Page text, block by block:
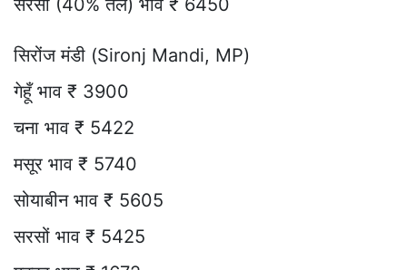
सरसों (40% तेल) भाव ₹ 6450
सिरोंज मंडी (Sironj Mandi, MP)
गेहूँ भाव ₹ 3900
चना भाव ₹ 5422
मसूर भाव ₹ 5740
सोयाबीन भाव ₹ 5605
सरसों भाव ₹ 5425